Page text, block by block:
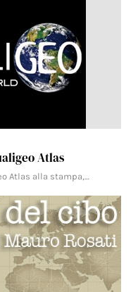
Atlas
Atlas alla stampa,…